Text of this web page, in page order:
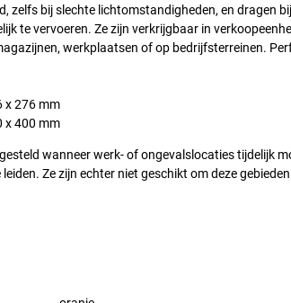
zelfs bij slechte lichtomstandigheden, en dragen
te vervoeren. Ze zijn verkrijgbaar in
werkplaatsen of op bedrijfsterreinen.
x 276 mm
x 400 mm
wanneer werk- of ongevalslocaties tijdelijk
Ze zijn echter niet geschikt om deze